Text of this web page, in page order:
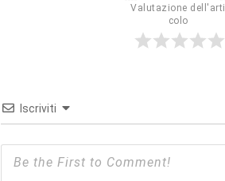
Valutazione dell'arti
colo
Iscriviti